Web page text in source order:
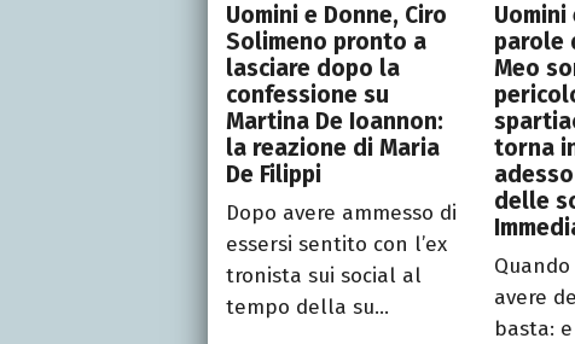
Uomini e Donne, Ciro
Solimeno pronto a
lasciare dopo la
confessione su
Martina De Ioannon:
la reazione di Maria
De Filippi
Dopo avere ammesso di
essersi sentito con l’ex
tronista sui social al
tempo della su...
Uomini
parole
Meo
torna
delle
avere
basta: